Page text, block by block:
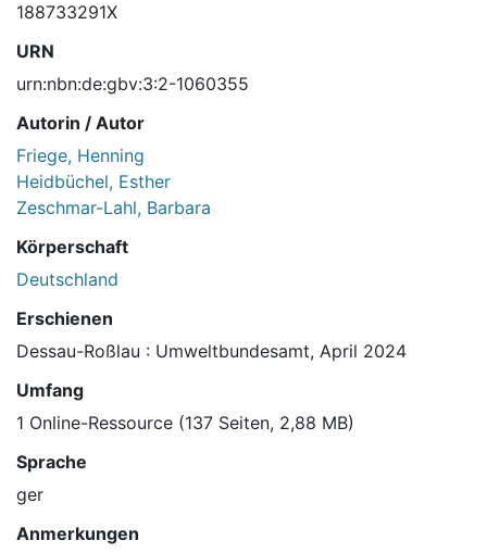
188733291X
URN
urn:nbn:de:gbv:3:2-1060355
Autorin / Autor
Friege, Henning
Heidbüchel, Esther
Zeschmar-Lahl, Barbara
Körperschaft
Deutschland
Erschienen
Dessau-Roßlau : Umweltbundesamt, April 2024
Umfang
1 Online-Ressource (137 Seiten, 2,88 MB)
Sprache
ger
Anmerkungen